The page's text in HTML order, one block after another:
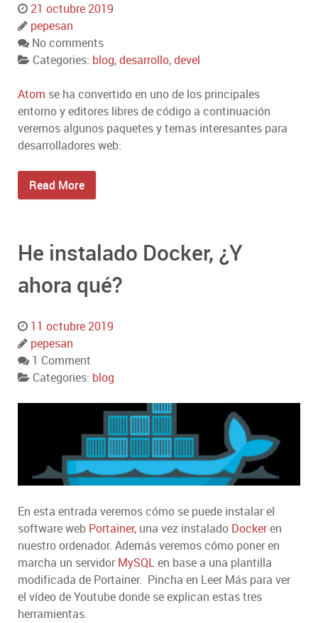
21 octubre 2019
pepesan
No comments
Categories: blog,desarrollo,devel
Atom se ha convertido en uno de los principales
entorno y editores libres de código a continuación
veremos algunos paquetes y temas interesantes para
desarrolladores web:
Read More
He instalado Docker, ¿Y
ahora qué?
11 octubre 2019
pepesan
1 Comment
Categories: blog
En esta entrada veremos cómo se puede instalar el
software web Portainer, una vez instalado Dockeren
nuestro ordenador. Además veremos cómo poner en
marcha un servidorMySQLen base a una plantilla
modificada de Portainer. Pincha en Leer Más para ver
el vídeo de Youtube donde se explican estas tres
herramientas.